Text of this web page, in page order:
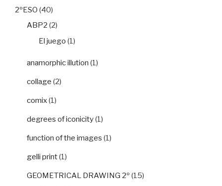
2ºESO (40)
ABP2 (2)
El juego (1)
anamorphic illution (1)
collage (2)
comix(1)
degrees of iconicity(1)
function of the images (1)
gelli print(1)
GEOMETRICAL DRAWING 2º (15)